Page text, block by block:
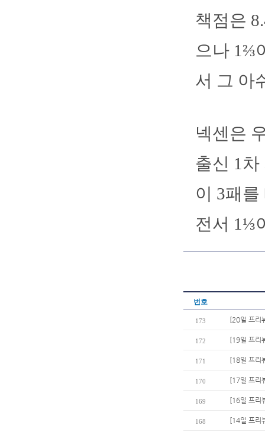
책점은
으나 1⅔
서 그 아
넥센은
출신 1
이 3패를
전서 1⅓
번호
173 [20일 프리
172 [19일 프리
171 [18일 프리
170 [17일 프리
169 [16일 프리
168 [14일 프리